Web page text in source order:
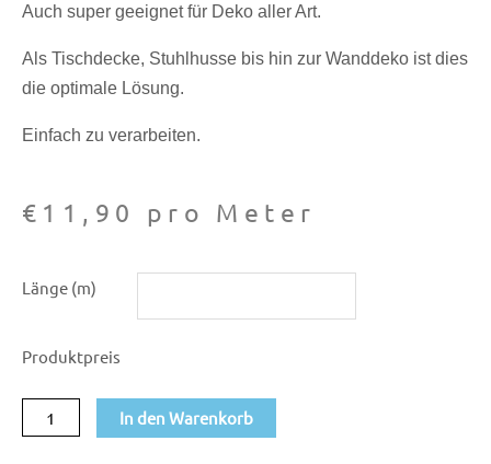
Auch super geeignet für Deko aller Art.
Als Tischdecke, Stuhlhusse bis hin zur Wanddeko ist dies
die optimale Lösung.
Einfach zu verarbeiten.
€ 11,90 pro Meter
Länge (m)
Produktpreis
Druck
Big
Dots
rosa
In den Warenkorb